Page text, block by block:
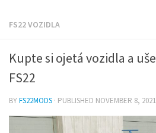
FS22 VOZIDLA
Kupte si ojetá vozidla a
FS22
BYFS22MODS · PUBLISHED NOVEMBER 8, 2021